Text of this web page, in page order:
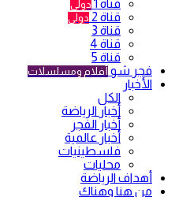
قناة 1 دولي
قناة 2 دولي
قناة 3
قناة 4
قناة 5
فجر شو أفلام ومسلسلات
الأخبار
الكل
أخبار الرياضة
أخبار الفجر
أخبار عالمية
فلسطينيات
محليات
أهداف الرياضة
من هنا وهناك